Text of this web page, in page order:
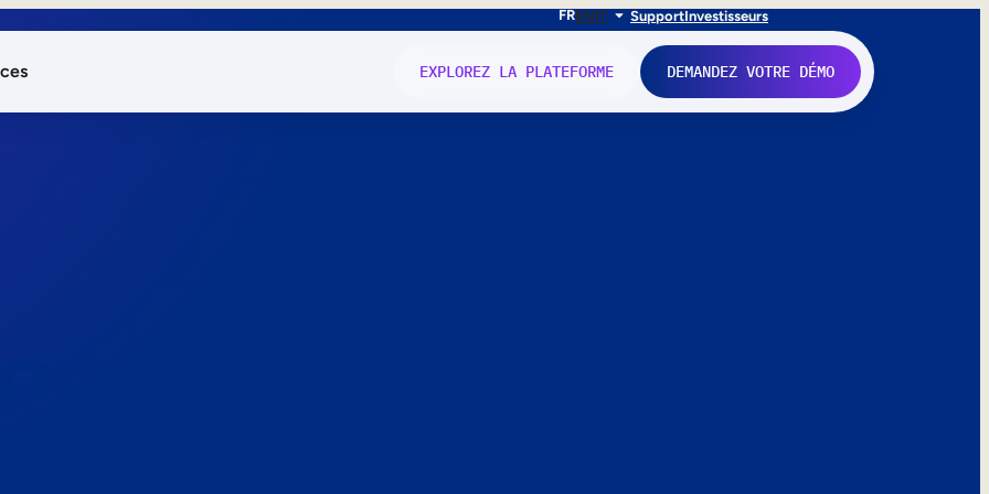
FRENIT SupportInvestisseurs
EXPLOREZ LA PLATEFORME DEMANDEZ VOTRE DÉMO